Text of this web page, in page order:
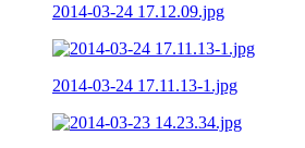
2014-03-24 17.12.09.jpg
2014-03-24 17.11.13-1.jpg